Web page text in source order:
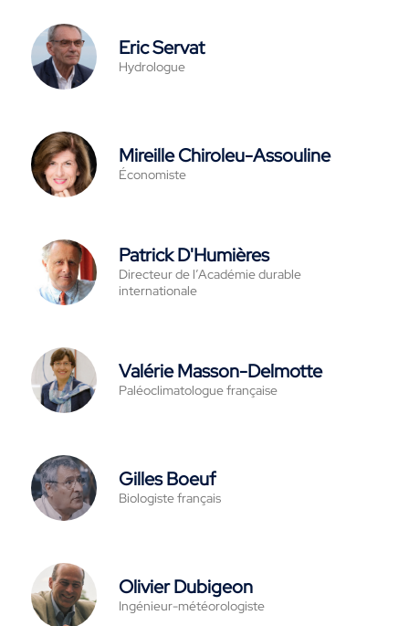
Eric Servat
Hydrologue
Mireille Chiroleu-Assouline
Économiste
Patrick D'Humières
Directeur de l’Académie durable
internationale
Valérie Masson-Delmotte
Paléoclimatologue française
Gilles Boeuf
Biologiste français
Olivier Dubigeon
Ingénieur-météorologiste